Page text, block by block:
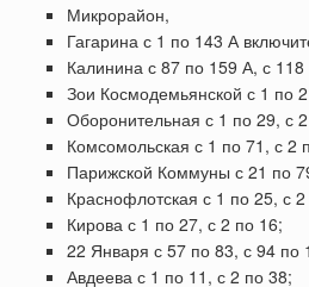
Микрорайон,
Гагарина с 1 по 143 А
Калинина с 87 по 159 А, с 118
Зои Космодемьянской с 1 по
Оборонительная с 1 по 29, с
Комсомольская с 1 по 71, с 2
Парижской Коммуны с 21 по
Краснофлотская с 1 по 25, с
Кирова с 1 по 27, с 2 по 16;
22 Января с 57 по 83, с 94 по
Авдеева с 1 по 11, с 2 по 38;